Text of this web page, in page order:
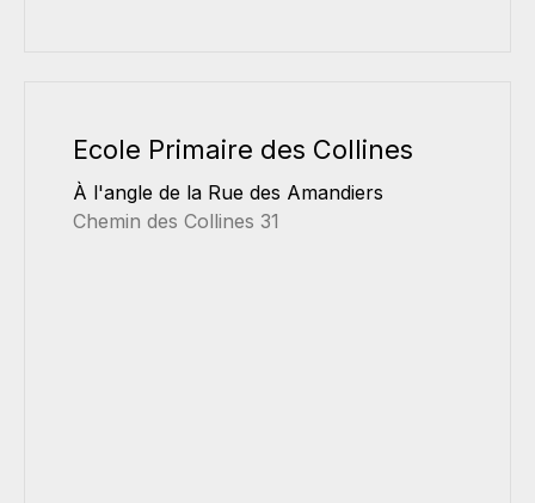
Ecole Primaire des Collines
À l'angle de la Rue des Amandiers
Chemin des Collines 31